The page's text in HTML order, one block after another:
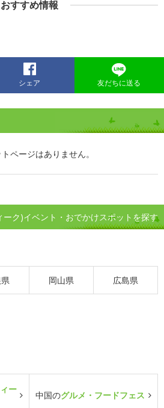
おすすめ情報
シェア 友だちに送る
ページはありません。
ーク)イベント・おでかけスポットを探す
岡山県 広島県
ー
中国のグルメ・フードフェス